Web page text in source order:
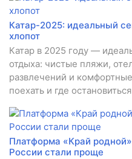
Катар-2025: идеальный
хлопот
Катар в 2025 году —
отдыха: чистые пляжи,
развлечений и
поехать и где
Платформа «Край
России стали проще